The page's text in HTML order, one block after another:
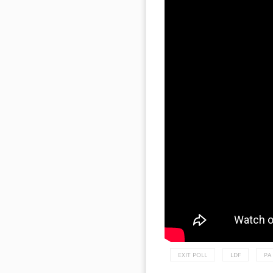
EXIT POLL LDF